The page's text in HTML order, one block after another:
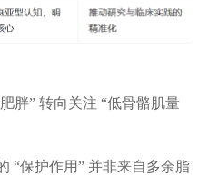
胖” 转向关注 “低骨骼肌量
“保护作用” 并非来自多余脂